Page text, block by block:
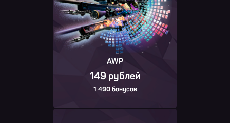
AWP
149 рублей
1 490 бонусов